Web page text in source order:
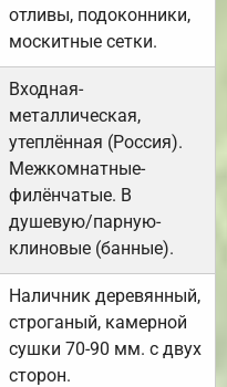
отливы, подоконники,
москитные сетки.
Входная-
металлическая,
утеплённая (Россия).
Межкомнатные-
филёнчатые. В
душевую/парную-
клиновые (банные).
Наличник деревянный,
строганый, камерной
сушки 70-90 мм. с двух
сторон.